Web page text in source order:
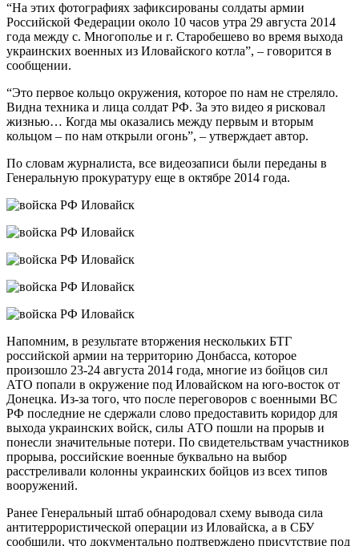
“На этих фотографиях зафиксированы солдаты армии
Российской Федерации около 10 часов утра 29 августа 2014
года между с. Многополье и г. Старобешево во время выхода
украинских военных из Иловайского котла”, – говорится в
сообщении.
“Это первое кольцо окружения, которое по нам не стреляло.
Видна техника и лица солдат РФ. За это видео я рисковал
жизнью… Когда мы оказались между первым и вторым
кольцом – по нам открыли огонь”, – утверждает автор.
По словам журналиста, все видеозаписи были переданы в
Генеральную прокуратуру еще в октябре 2014 года.
Напомним, в результате вторжения нескольких БТГ
российской армии на территорию Донбасса, которое
произошло 23-24 августа 2014 года, многие из бойцов сил
АТО попали в окружение под Иловайском на юго-восток от
Донецка. Из-за того, что после переговоров с военными ВС
РФ последние не сдержали слово предоставить коридор для
выхода украинских войск, силы АТО пошли на прорыв и
понесли значительные потери. По свидетельствам участников
прорыва, российские военные буквально на выбор
расстреливали колонны украинских бойцов из всех типов
вооружений.
Ранее Генеральный штаб обнародовал схему вывода сила
антитеррористической операции из Иловайска, а в СБУ
сообщили, что документально подтверждено присутствие под